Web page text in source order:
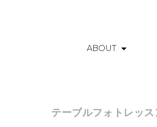
ABOUT
テーブルフォトレッス